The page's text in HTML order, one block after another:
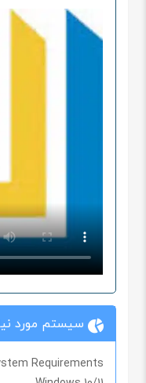
سیستم مورد
Requirements